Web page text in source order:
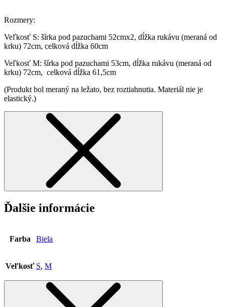
Rozmery:
Veľkosť S: šírka pod pazuchami 52cmx2, dĺžka rukávu (meraná od
krku) 72cm, celková dĺžka 60cm
Veľkosť M: šírka pod pazuchami 53cm, dĺžka rukávu (meraná od
krku) 72cm, celková dĺžka 61,5cm
(Produkt bol meraný na ležato, bez roztiahnutia. Materiál nie je
elastický.)
Ďalšie informácie
Farba Biela
Veľkosť S, M